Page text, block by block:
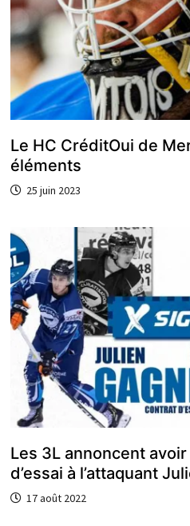
Le HC CréditOui de
éléments
25 juin 2023
Les 3L annoncent
d’essai à l’attaquant
17 août 2022